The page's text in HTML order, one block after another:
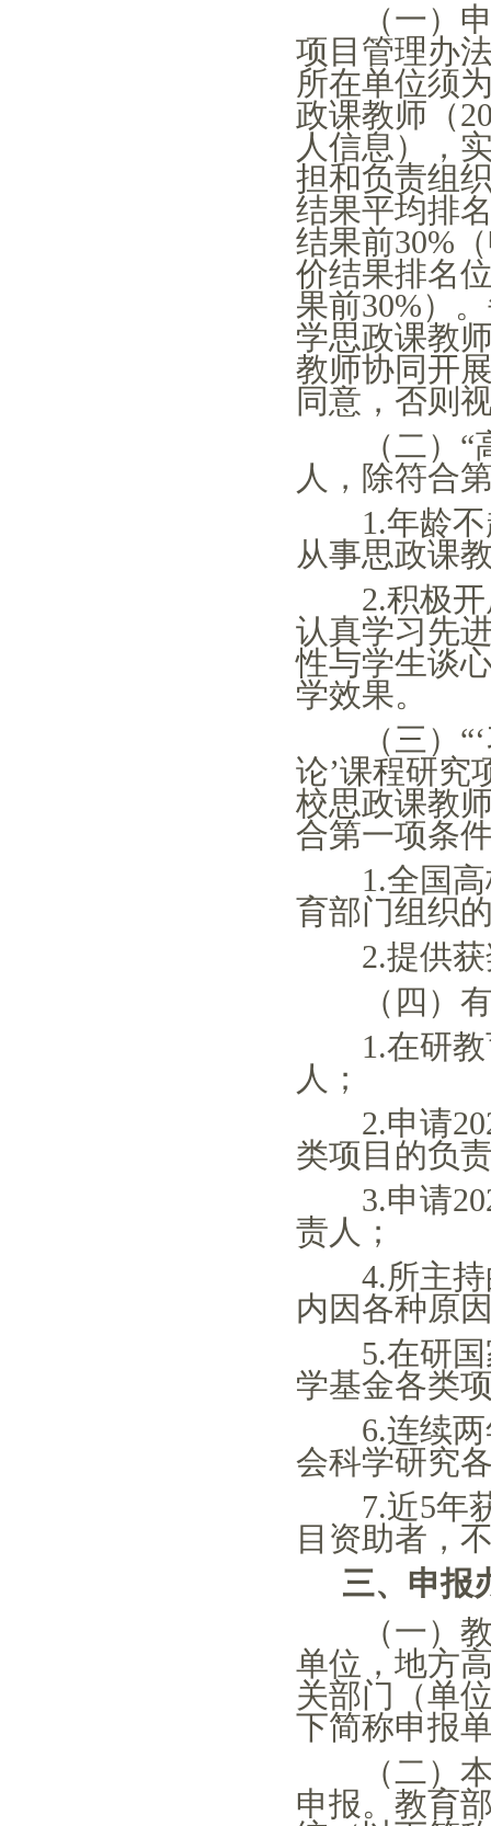
（一）申
项目管理办
所在单位须
政课教师（
人信息），
担和负责组
结果平均排
结果前30%
价结果排名
果前30%）
学思政课教
教师协同开
同意，否则
（二） “
人，除符合
1.年龄
从事思政课
2.积极
认真学习先
性与学生谈
学效果。
（三）
论’课程研究
校思政课教
合第一项条
1.全国
育部门组织
2.提供
（四）有
1.在研
人；
2.申请
类项目的负
3.申请
责人；
4.所主
内因各种原
5.在研
学基金各类
6.连续
会科学研究
7.近5年
目资助者，
三、申报
（一）教
单位，地方
关部门（单
下简称申报
（二）本
申报。教育